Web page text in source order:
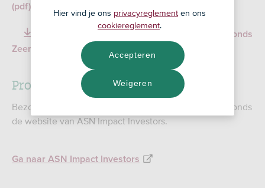
(pdf)
Duurzaamheidsinformatie ASN Duurzaam Mixfonds
Zeer Offensief (pdf)
Prospectus en verslagen
Bezoek voor het prospectus en de verslagen van dit fonds
de website van ASN Impact Investors.
Ga naar ASN Impact Investors
Hier vind je ons privacyreglement en ons
cookiereglement.
Weigeren
Accepteren